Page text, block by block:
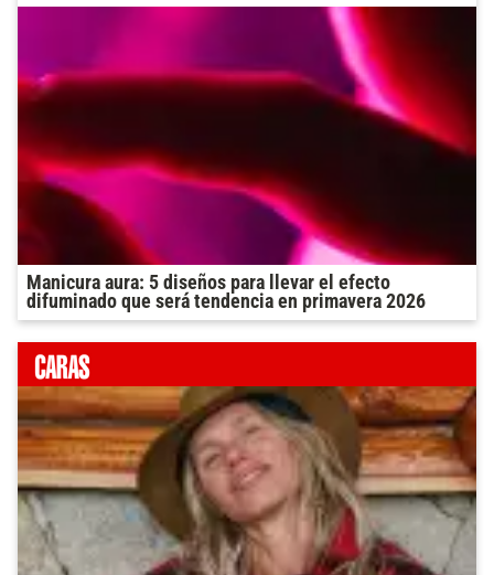
Manicura aura: 5 diseños para llevar el efecto
difuminado que será tendencia en primavera 2026